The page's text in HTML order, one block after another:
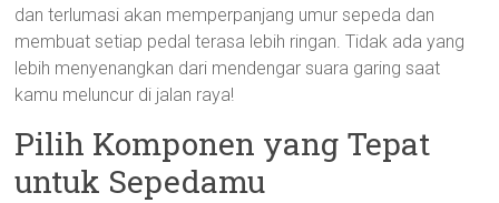
dan terlumasi akan memperpanjang umur sepeda dan
membuat setiap pedal terasa lebih ringan. Tidak ada yang
lebih menyenangkan dari mendengar suara garing saat
kamu meluncur di jalan raya!
Pilih Komponen yang Tepat
untuk Sepedamu